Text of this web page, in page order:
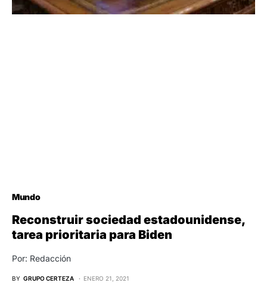
Mundo
Reconstruir sociedad estadounidense,
tarea prioritaria para Biden
Por: Redacción
BY GRUPO CERTEZA ENERO 21, 2021